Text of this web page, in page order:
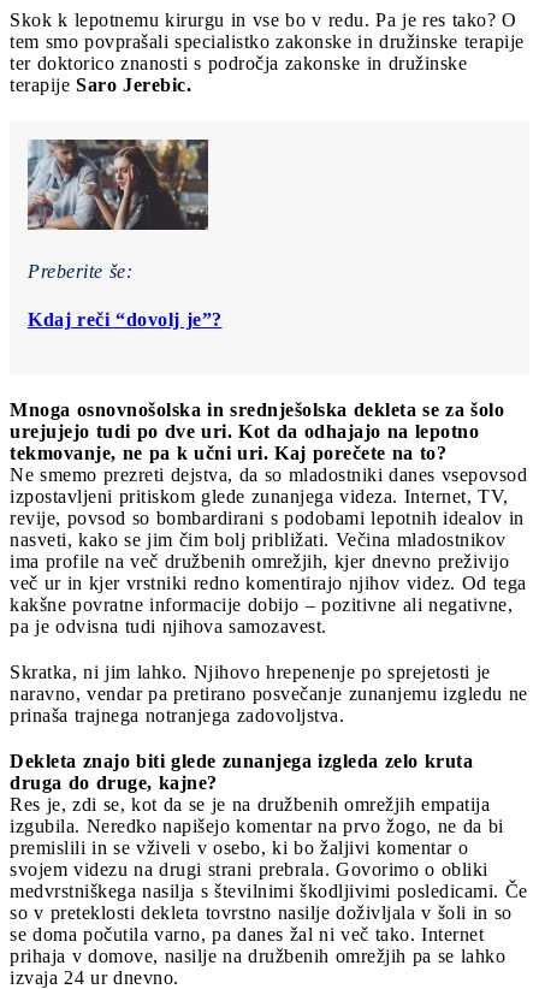
Skok k lepotnemu kirurgu in vse bo v redu. Pa je res tako? O
tem smo povprašali specialistko zakonske in družinske terapije
ter doktorico znanosti s področja zakonske in družinske
terapije Saro Jerebic.
Preberite še:
Kdaj reči “dovolj je”?
Mnoga osnovnošolska in srednješolska dekleta se za šolo
urejujejo tudi po dve uri. Kot da odhajajo na lepotno
tekmovanje, ne pa k učni uri. Kaj porečete na to?
Ne smemo prezreti dejstva, da so mladostniki danes vsepovsod
izpostavljeni pritiskom glede zunanjega videza. Internet, TV,
revije, povsod so bombardirani s podobami lepotnih idealov in
nasveti, kako se jim čim bolj približati. Večina mladostnikov
ima profile na več družbenih omrežjih, kjer dnevno preživijo
več ur in kjer vrstniki redno komentirajo njihov videz. Od tega
kakšne povratne informacije dobijo – pozitivne ali negativne,
pa je odvisna tudi njihova samozavest.
Skratka, ni jim lahko. Njihovo hrepenenje po sprejetosti je
naravno, vendar pa pretirano posvečanje zunanjemu izgledu ne
prinaša trajnega notranjega zadovoljstva.
Dekleta znajo biti glede zunanjega izgleda zelo kruta
druga do druge, kajne?
Res je, zdi se, kot da se je na družbenih omrežjih empatija
izgubila. Neredko napišejo komentar na prvo žogo, ne da bi
premislili in se vživeli v osebo, ki bo žaljivi komentar o
svojem videzu na drugi strani prebrala. Govorimo o obliki
medvrstniškega nasilja s številnimi škodljivimi posledicami. Če
so v preteklosti dekleta tovrstno nasilje doživljala v šoli in so
se doma počutila varno, pa danes žal ni več tako. Internet
prihaja v domove, nasilje na družbenih omrežjih pa se lahko
izvaja 24 ur dnevno.